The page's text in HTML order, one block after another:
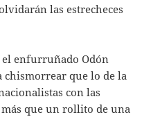
las estrecheces
enfurruñado Odón
chismorrear que lo de la
con las
que un rollito de una